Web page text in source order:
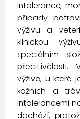
intolerance,
případy
výživu a
klinickou
speciálním
přecitlivělosti.
výživa, u které
kožních a
intolerancemi
dochází,